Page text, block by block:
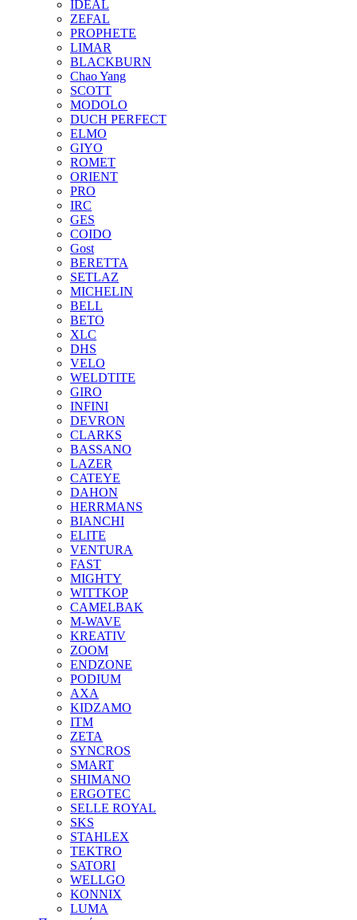
IDEAL
ZEFAL
PROPHETE
LIMAR
BLACKBURN
Chao Yang
SCOTT
MODOLO
DUCH PERFECT
ELMO
GIYO
ROMET
ORIENT
PRO
IRC
GES
COIDO
Gost
BERETTA
SETLAZ
MICHELIN
BELL
BETO
XLC
DHS
VELO
WELDTITE
GIRO
INFINI
DEVRON
CLARKS
BASSANO
LAZER
CATEYE
DAHON
HERRMANS
BIANCHI
ELITE
VENTURA
FAST
MIGHTY
WITTKOP
CAMELBAK
M-WAVE
KREATIV
ZOOM
ENDZONE
PODIUM
AXA
KIDZAMO
ITM
ZETA
SYNCROS
SMART
SHIMANO
ERGOTEC
SELLE ROYAL
SKS
STAHLEX
TEKTRO
SATORI
WELLGO
KONNIX
LUMA